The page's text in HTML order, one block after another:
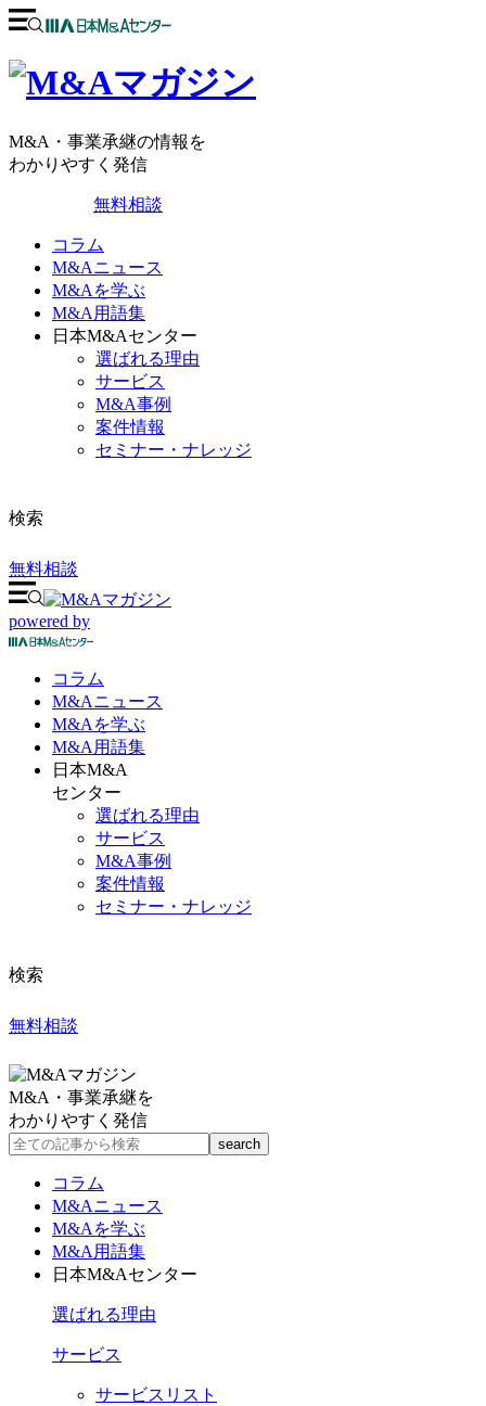
M&A・事業承継の情報を
わかりやすく発信
無料相談
コラム
M&Aニュース
M&Aを学ぶ
M&A用語集
日本M&Aセンター
選ばれる理由
サービス
M&A事例
案件情報
セミナー・ナレッジ
検索
無料相談
powered by
コラム
M&Aニュース
M&Aを学ぶ
M&A 用語集
日本M&A
センター
選ばれる理由
サービス
M&A事例
案件情報
セミナー・ナレッジ
検索
無料相談
M&A・事業承継を
わかりやすく発信
コラム
M&Aニュース
M&Aを学ぶ
M&A用語集
日本M&Aセンター
選ばれる理由
サービス
サービスリスト